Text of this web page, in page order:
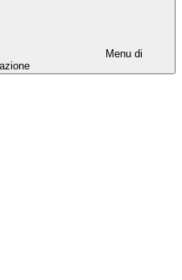
Menu di